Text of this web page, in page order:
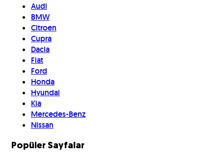
Audi
BMW
Citroen
Cupra
Dacia
Fiat
Ford
Honda
Hyundai
Kia
Mercedes-Benz
Nissan
Popüler Sayfalar